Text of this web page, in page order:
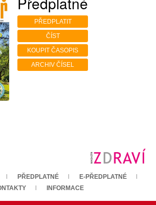
PŘEDPLATIT
ČÍST
KOUPIT ČASOPIS
ARCHIV ČÍSEL
PŘEDPLATNÉ
E-PŘEDPLATNÉ
INFORMACE